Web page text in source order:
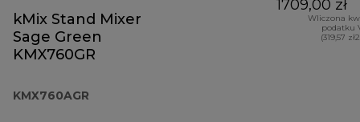
kMix Stand Mixer
Sage Green
KMX760GR
KMX760AGR
1709,00 zł
Wliczona
podatku
(319,57